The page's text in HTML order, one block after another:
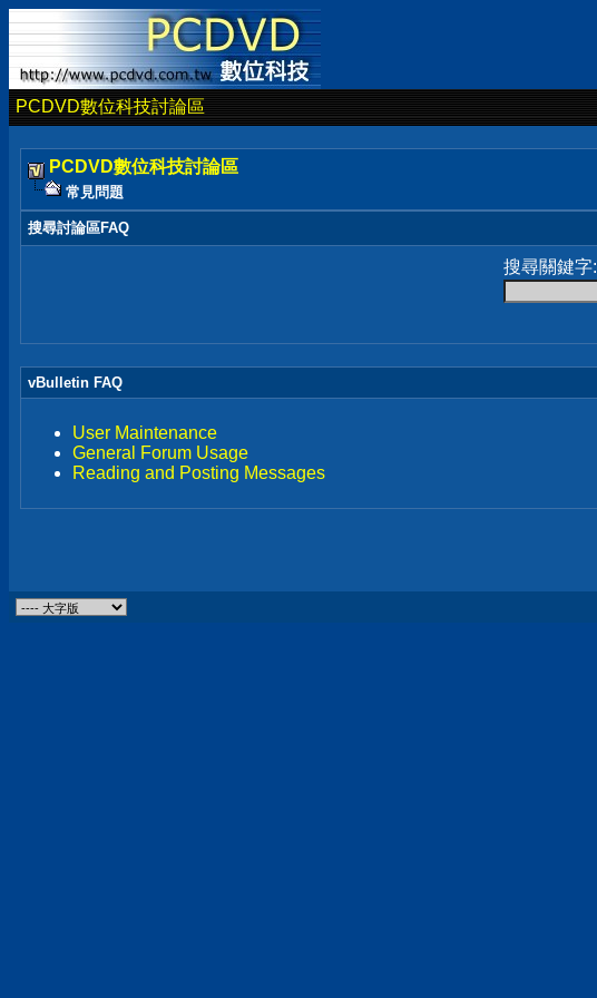
PCDVD數位科技討論區
PCDVD數位科技討論區
常見問題
搜尋討論區FAQ
搜尋關鍵字:
vBulletin FAQ
User Maintenance
General Forum Usage
Reading and Posting Messages